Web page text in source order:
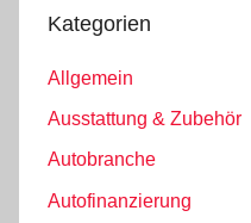
Kategorien
Allgemein
Ausstattung & Zubehör
Autobranche
Autofinanzierung